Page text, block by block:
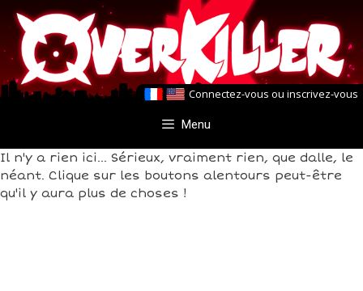
Aller
au
contenu
Aller
au
contenu
Connectez-vous ou inscrivez-vous
Menu
Il n'y a rien ici... Sérieux, vraiment rien, que dalle, le
néant. Clique sur les boutons alentours peut-être
qu'il y aura plus de choses !